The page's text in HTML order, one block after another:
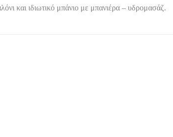
και ιδιωτικό μπάνιο με μπανιέρα – υδρομασάζ.